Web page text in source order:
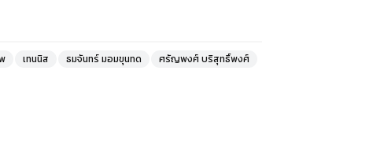
เทนนิส ธมจันทร์ มอมขุนทด
ศรัญพงศ์ บริสุทธิ์พงศ์